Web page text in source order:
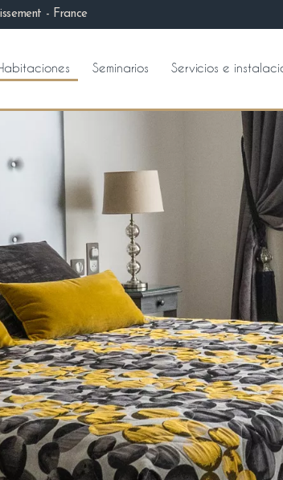
- France
Seminarios Servicios e